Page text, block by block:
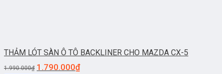
THẢM LÓT SÀN Ô TÔ BACKLINER CHO MAZDA CX-5
1.990.000₫ 1.790.000₫